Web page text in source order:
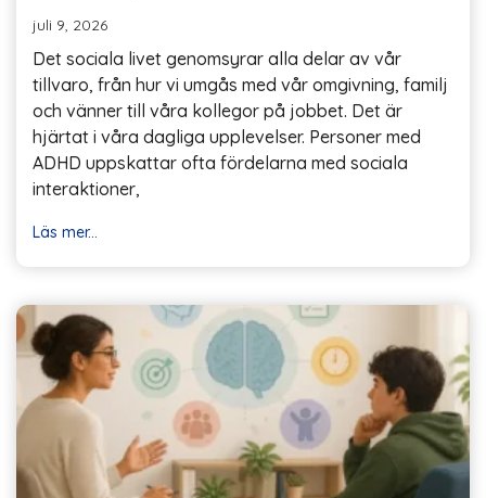
juli 9, 2026
Det sociala livet genomsyrar alla delar av vår
tillvaro, från hur vi umgås med vår omgivning, familj
och vänner till våra kollegor på jobbet. Det är
hjärtat i våra dagliga upplevelser. Personer med
ADHD uppskattar ofta fördelarna med sociala
interaktioner,
Läs mer...